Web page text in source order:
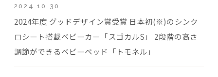
2024.10.30
2024年度 グッドデザイン賞受賞 日本初(※)のシンク
ロシート搭載ベビーカー「スゴカルS」 2段階の高さ
調節ができるベビーベッド「トモネル」